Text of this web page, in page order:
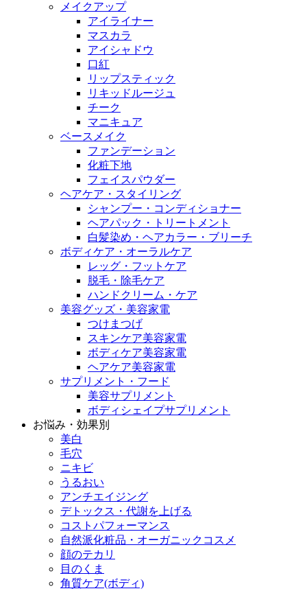
メイクアップ
アイライナー
マスカラ
アイシャドウ
口紅
リップスティック
リキッドルージュ
チーク
マニキュア
ベースメイク
ファンデーション
化粧下地
フェイスパウダー
ヘアケア・スタイリング
シャンプー・コンディショナー
ヘアパック・トリートメント
白髪染め・ヘアカラー・ブリーチ
ボディケア・オーラルケア
レッグ・フットケア
脱毛・除毛ケア
ハンドクリーム・ケア
美容グッズ・美容家電
つけまつげ
スキンケア美容家電
ボディケア美容家電
ヘアケア美容家電
サプリメント・フード
美容サプリメント
ボディシェイプサプリメント
お悩み・効果別
美白
毛穴
ニキビ
うるおい
アンチエイジング
デトックス・代謝を上げる
コストパフォーマンス
自然派化粧品・オーガニックコスメ
顔のテカリ
目のくま
角質ケア(ボディ)